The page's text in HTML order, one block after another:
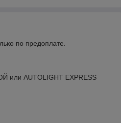
по предоплате.
AUTOLIGHT EXPRESS